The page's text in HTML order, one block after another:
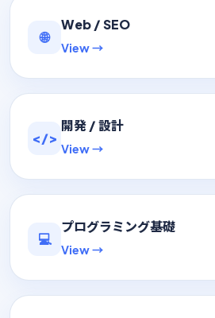
🌐
Web / SEO
View →
</>
開発 / 設計
View →
💻
プログラミング基礎
View →